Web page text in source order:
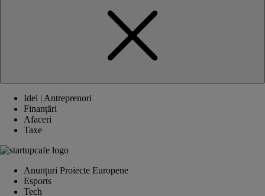
Idei | Antreprenori
Finanțări
Afaceri
Taxe
Anunțuri Proiecte Europene
Esports
Tech